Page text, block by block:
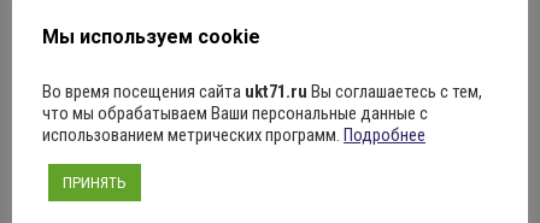
Мы используем cookie
Во время посещения сайта ukt71.ru Вы соглашаетесь с тем,
что мы обрабатываем Ваши персональные данные с
использованием метрических программ. Подробнее
ПРИНЯТЬ